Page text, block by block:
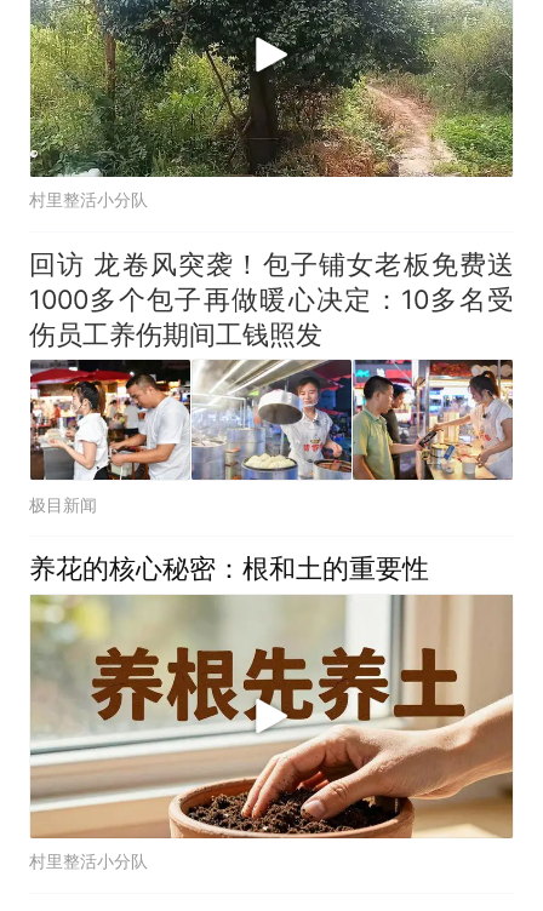
村里整活小分队
回访 龙卷风突袭！包子铺女老板免费送
1000多个包子再做暖心决定：10多名受
伤员工养伤期间工钱照发
极目新闻
养花的核心秘密：根和土的重要性
村里整活小分队